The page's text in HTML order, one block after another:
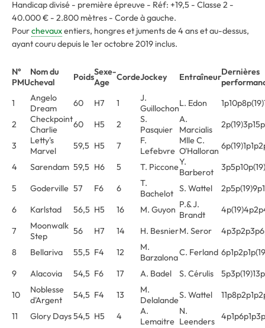
Handicap divisé - première épreuve - Réf: +19,5 - Classe 2 -
40.000 € - 2.800 mètres - Corde à gauche.
Pourchevauxentiers, hongres et juments de 4 ans et au-dessus,
ayant couru depuis le 1er octobre 2019 inclus.
N°
PMU
Nom du
cheval
PoidsSexe-
Age
CordeJockey EntraîneurDernières
1
Angelo
Dream
60 H7 1
J.
GuillochonL. Edon
2
Checkpoint
Charlie
60 H5 2
S.
Pasquier
A.
Marcialis
3
Letty's
Marvel
59,5 H5 7
F.
Lefebvre
Mlle C.
O'Halloran
4
Sarendam 59,5 H6 5 T. PicconeY.
Barberot
5
Goderville 57 F6 6
T.
Bachelot S. Wattel
6
Karlstad 56,5 H5 16 M. Guyon P.& J.
Brandt
7
Moonwalk
Step
56 H7 14 H. BesnierM. Seror
8
Bellariva 55,5 F4 12
M.
BarzalonaC. Ferland
9
Alacovia 54,5 F6 17 A. Badel S. Cérulis
10
Noblesse
d'Argent
54,5 F4 13
M.
DelalandeS. Wattel
11
Glory Days54,5 H5 4
A.
Lemaitre
N.
Leenders
4p1p6p1p3p